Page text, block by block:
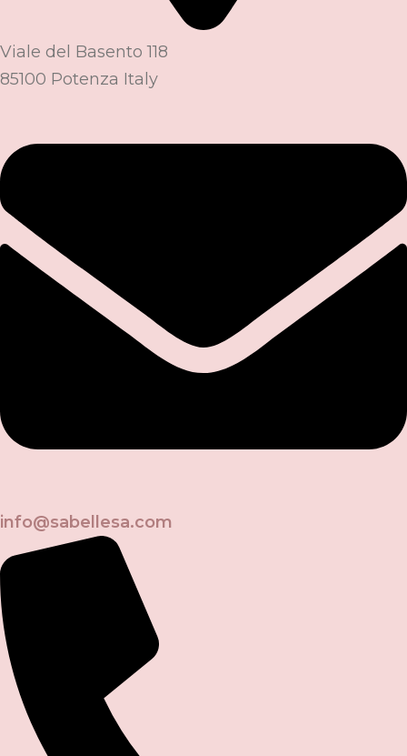
Viale del Basento 118
85100 Potenza Italy
info@sabellesa.com